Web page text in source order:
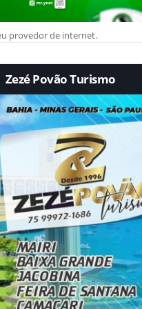
provedor de internet.
Zezé Povão Turismo